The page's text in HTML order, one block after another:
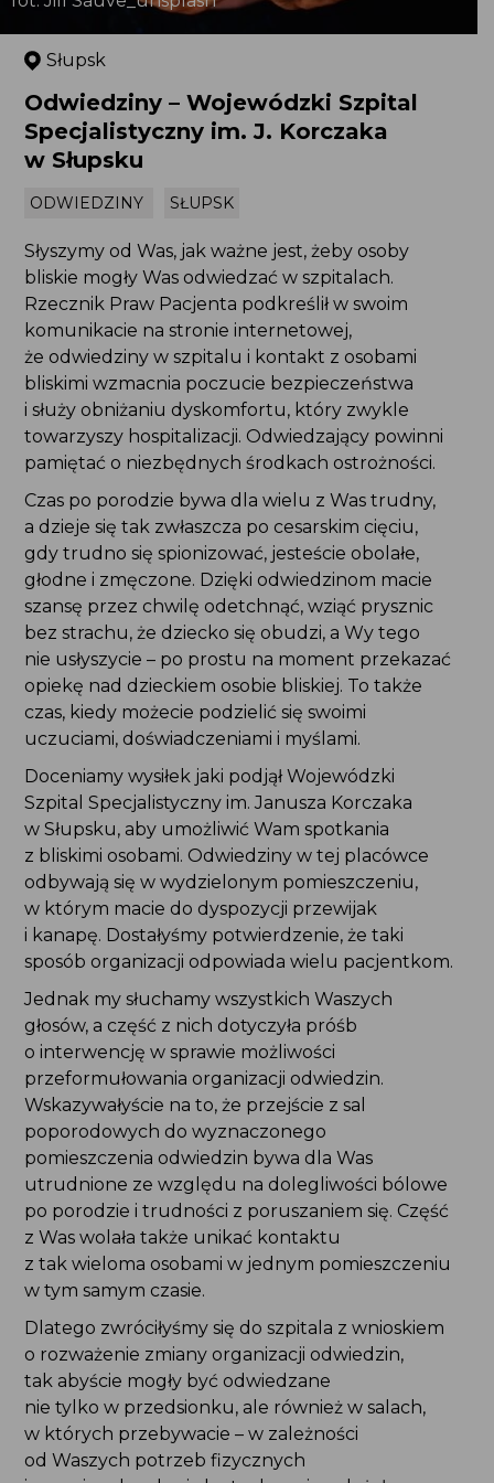
fot. Jill Sauve_unsplash
Słupsk
Odwiedziny – Wojewódzki Szpital
Specjalistyczny im. J. Korczaka
w Słupsku
Słyszymy od Was, jak ważne jest, żeby osoby bliskie
mogły Was odwiedzać w szpitalach. Rzecznik
Praw Pacjenta podkreślił w swoim komunikacie
na stronie internetowej, że odwiedziny w szpitalu
i kontakt z osobami bliskimi wzmacnia poczucie
bezpieczeństwa i służy obniżaniu dyskomfortu,
który zwykle towarzyszy hospitalizacji.
Odwiedzający powinni pamiętać
o niezbędnych środkach ostrożności.
Czas po porodzie bywa dla wielu z Was trudny,
a dzieje się tak zwłaszcza po cesarskim cięciu,
gdy trudno się spionizować, jesteście obolałe,
głodne i zmęczone. Dzięki odwiedzinom macie
szansę przez chwilę odetchnąć, wziąć prysznic
bez strachu, że dziecko się obudzi, a Wy tego
nie usłyszycie – po prostu na moment przekazać
opiekę nad dzieckiem osobie bliskiej. To także czas,
kiedy możecie podzielić się swoimi uczuciami,
doświadczeniami i myślami.
Doceniamy wysiłek jaki podjął Wojewódzki Szpital
Specjalistyczny im. Janusza Korczaka w Słupsku,
aby umożliwić Wam spotkania z bliskimi osobami.
Odwiedziny w tej placówce odbywają się
w wydzielonym pomieszczeniu, w którym macie
do dyspozycji przewijak i kanapę. Dostałyśmy
potwierdzenie, że taki sposób organizacji
odpowiada wielu pacjentkom.
Jednak my słuchamy wszystkich Waszych głosów,
a część z nich dotyczyła próśb o interwencję
w sprawie możliwości przeformułowania
organizacji odwiedzin. Wskazywałyście na to,
że przejście z sal poporodowych
do wyznaczonego pomieszczenia odwiedzin bywa
dla Was utrudnione ze względu na dolegliwości
bólowe po porodzie i trudności z poruszaniem się.
Część z Was wolała także unikać kontaktu
z tak wieloma osobami w jednym pomieszczeniu
w tym samym czasie.
Dlatego zwróciłyśmy się do szpitala z wnioskiem
o rozważenie zmiany organizacji odwiedzin,
tak abyście mogły być odwiedzane
nie tylko w przedsionku, ale również w salach,
w których przebywacie – w zależności od Waszych
potrzeb fizycznych i emocjonalnych – i aby
ta decyzja należała wyłącznie do Was.